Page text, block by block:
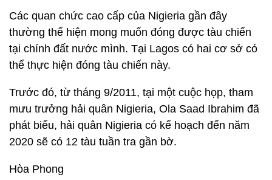
Các quan chức cao cấp của Nigieria gần đây
thường thể hiện mong muốn đóng được tàu chiến
tại chính đất nước mình. Tại Lagos có hai cơ sở có
thể thực hiện đóng tàu chiến này.
Trước đó, từ tháng 9/2011, tại một cuộc họp, tham
mưu trưởng hải quân Nigieria, Ola Saad Ibrahim đã
phát biểu, hải quân Nigieria có kế hoạch đến năm
2020 sẽ có 12 tàu tuần tra gần bờ.
Hòa Phong